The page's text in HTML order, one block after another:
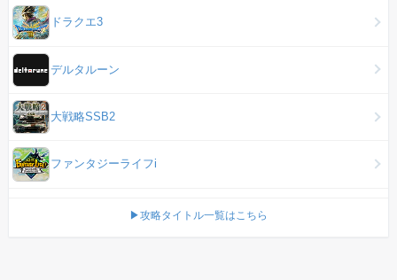
ドラクエ3
デルタルーン
大戦略SSB2
ファンタジーライフi
▶攻略タイトル一覧はこちら